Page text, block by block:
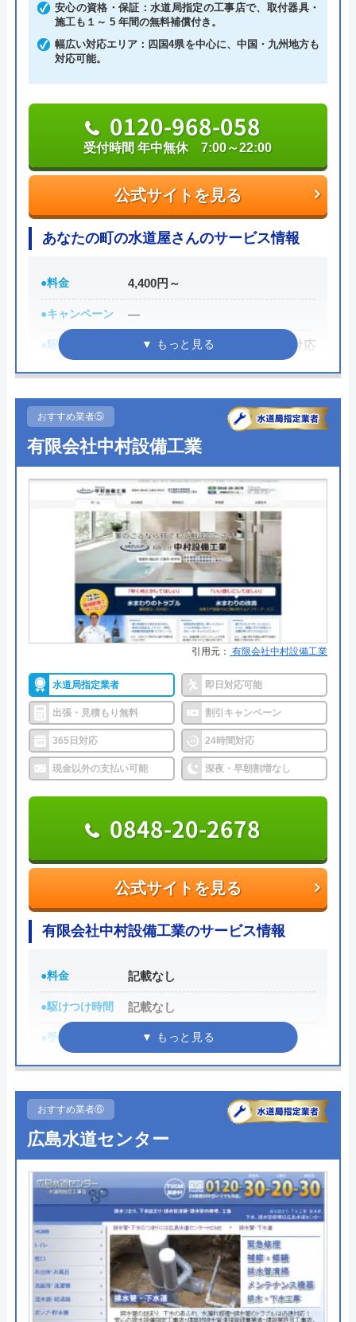
実績も豊富で、スタッフの研修にも力を入れている
ため技術力はもちろん接客もよく、トイレや排水
電話で「ホームページを見た」と伝えるだけで3,000
円割引なので、相談する際は電話で相談し、忘れず
に伝えるようにしましょう。
ちなみに、依頼せずとも見積もりにはお金はかから
業者の一つです。
イースマイルの詳細ページはこちら
公式サイトを見る
まずは電話相談！
0120-091-026
受付時間 24時間
イースマイルの基本情報
株式会社イースマイル
島村禮孝
創業・設立 1992年6月1日創立
〒542-0066
大阪府大阪市中央区瓦屋町3丁目7-3 イ
ースマイルビル
対応エリア 39都道府県
対応エリア詳
細
府中町のトイレ詰まり・水漏れ修理は
町の水道屋イースマイル｜水道局指定
店
4.1（198件のクチコミ）
※クチコミの内容について
2 か月前
トイレが詰まって本当に困っていましたが、
イースマイルさんに依頼して大正解でした！
連絡後すぐに駆けつけてくださり、あっとい
安心して任せられました。これでまた快適に
使えます。迅速な対応に心から感謝します！
Googleクチコミを見る
安心の資格・保証：水道局指定の工事店で、取付器具・
施工も１～ 5 年間の無料補償付き。
幅広い対応エリア：四国4県を中心に、中国・九州地方も
対応可能。
公式サイトを見る
0120-968-058
受付時間 年中無休 7:00～22:00
あなたの町の水道屋さんのサービス情報
●料金 4,400円～
●キャンペーン ―
●駆けつけ時間
お電話から30 分～ 90 分での対応
を目指しています。
年中無休 7:00～22:00
●定休日
●出張見積もり 出張見積もり無料
●支払い方法
現金、銀行振込、クレジットカー
ド､コンビニ後払い決済
●累計実績 ―
●保証・保険
取付器具・施工も１～ 5 年間の無
料補償付き
詳細は公式HPでご確認ください
毎日水道サービスは、四国を中心に中国・九州・東
海地方で水回りの修理やリフォーム工事に対応して
いる業者です。
業所から駆け付けるスピード対応を強みとしていま
す。
電話またはメールにて、曜日を問わず7:00～22:00ま
で相談が可能です。
1～5年間の無料保証を付けていることも特徴で、一
作業前は必ず無料で見積もりを行ってくれるため、
料金に納得したうえで依頼できることも嬉しいポイ
公式サイトを見る
0120-968-058
受付時間 年中無休 7:00～22:00
あなたの町の水道屋さんの基本情報
運営会社 株式会社ライフサポート
代表者 大川哲加郎
おすすめ業者⑤
有限会社中村設備工業
引用元： 有限会社中村設備工業
水道局指定業者 即日対応可能
出張・見積もり無料 割引キャンペーン
365日対応 24時間対応
現金以外の支払い可能 深夜・早朝割増なし
公式サイトを見る
0848-20-2678
有限会社中村設備工業のサービス情報
●料金 記載なし
●駆けつけ時間 記載なし
●受付時間 9:00〜17:00
●定休日 土日祝日
●累計実績
広島県尾道市、福山市、府中市、
有限会社中村設備工業がおすすめの理由
有限会社中村設備工業は水回り工事、住宅のリフォ
ームを行っている業者で、石油、ガス給湯器やエコ
キュートの交換も受付けています。対応エリアは、
広島県尾道市、福山市、府中市、三原市に限定して
地域密着で営業しています。
おすすめ業者⑥
広島水道センター